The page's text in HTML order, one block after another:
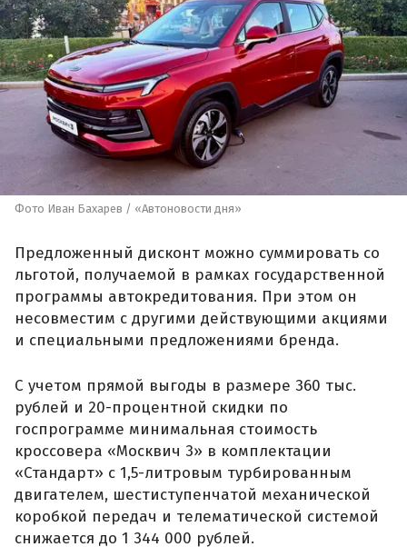
Фото Иван Бахарев / «Автоновости дня»
Предложенный дисконт можно суммировать со
льготой, получаемой в рамках государственной
программы автокредитования. При этом он
несовместим с другими действующими акциями
и специальными предложениями бренда.
С учетом прямой выгоды в размере 360 тыс.
рублей и 20-процентной скидки по
госпрограмме минимальная стоимость
кроссовера «Москвич 3» в комплектации
«Стандарт» с 1,5-литровым турбированным
двигателем, шестиступенчатой механической
коробкой передач и телематической системой
снижается до 1 344 000 рублей.